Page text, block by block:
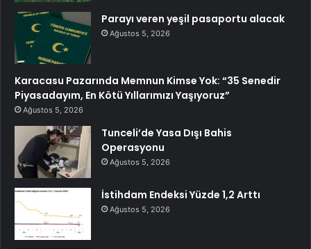
Parayı veren yeşil pasaportu alacak
Ağustos 5, 2026
Karacasu Pazarında Memnun Kimse Yok: “35 Senedir
Piyasadayım, En Kötü Yıllarımızı Yaşıyoruz”
Ağustos 5, 2026
Tunceli’de Yasa Dışı Bahis
Operasyonu
Ağustos 5, 2026
İstihdam Endeksi Yüzde 1,2 Arttı
Ağustos 5, 2026